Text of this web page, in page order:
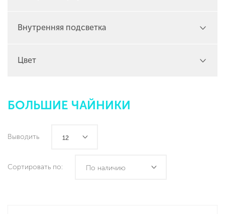
Внутренняя подсветка
Цвет
БОЛЬШИЕ ЧАЙНИКИ
Выводить 12
Сортировать по: По наличию